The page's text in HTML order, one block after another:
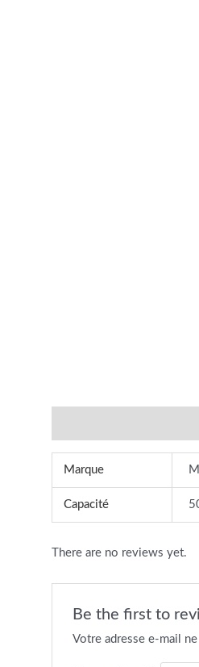
Marque
Capacité
There are no reviews yet.
Be the first to
Votre adresse e-mail